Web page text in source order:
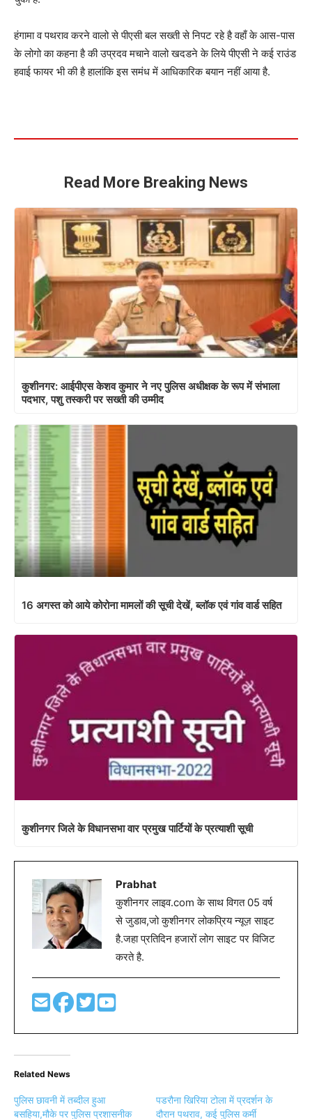
हंगामा व पथराव करने वालो से पीएसी बल सख्ती से निपट रहे है वहाँ के आस-पास
के लोगो का कहना है की उप्रदव मचाने वालो खदडने के लिये पीएसी ने कई राउंड
हवाई फायर भी की है हालांकि इस समंध में आधिकारिक बयान नहीं आया है.
Read More Breaking News
कुशीनगर: आईपीएस केशव कुमार ने नए पुलिस अधीक्षक के रूप में संभाला
पदभार, पशु तस्करी पर सख्ती की उम्मीद
16 अगस्त को आये कोरोना मामलों की सूची देखें, ब्लॉक एवं गांव वार्ड सहित
कुशीनगर जिले के विधानसभा वार प्रमुख पार्टियों के प्रत्याशी सूची
Prabhat
कुशीनगर लाइव.com के साथ विगत 05 वर्ष
से जुडाव,जो कुशीनगर लोकप्रिय न्यूज़ साइट
है.जहा प्रतिदिन हजारों लोग साइट पर विजिट
करते है.
Related News
पुलिस छावनी में तब्दील हुआ
बसहिया,मौके पर पुलिस प्रशासनीक
पडरौना खिरिया टोला में प्रदर्शन के
दौरान पथराव, कई पुलिस कर्मी